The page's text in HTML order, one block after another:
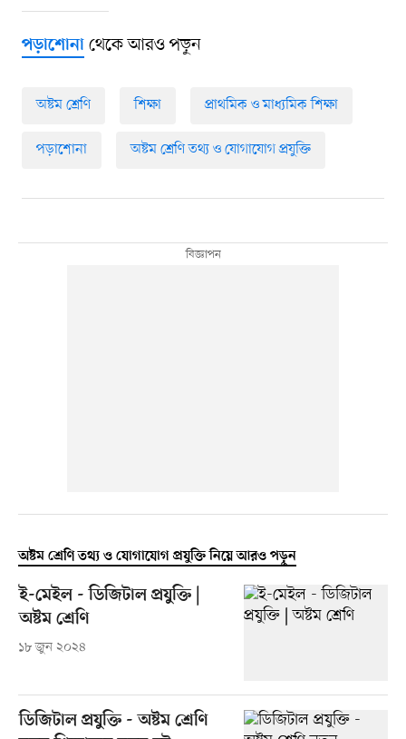
পড়াশোনাথেকে আরও পড়ুন
অষ্টম শ্রেণি শিক্ষা প্রাথমিক ও মাধ্যমিক শিক্ষা
পড়াশোনা অষ্টম শ্রেণি তথ্য ও যোগাযোগ প্রযুক্তি
অষ্টম শ্রেণি তথ্য ও যোগাযোগ প্রযুক্তি নিয়ে আরও পড়ুন
ই-মেইল - ডিজিটাল প্রযুক্তি |
অষ্টম শ্রেণি
১৮ জুন ২০২৪
ডিজিটাল প্রযুক্তি - অষ্টম শ্রেণি